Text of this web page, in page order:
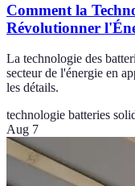
Comment la
Révolutionner
La technologie des
secteur de l'énergie en
les détails.
technologie batteries
Aug 7